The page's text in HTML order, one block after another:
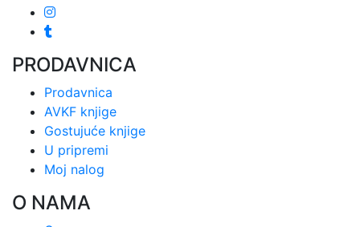
PRODAVNICA
Prodavnica
AVKF knjige
Gostujuće knjige
U pripremi
Moj nalog
O NAMA